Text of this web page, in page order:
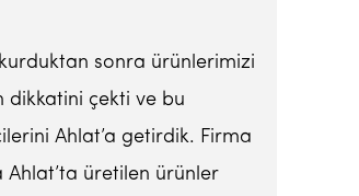
kurduktan sonra ürünlerimizi
dikkatini çekti ve bu
Ahlat’a getirdik. Firma
üretilen ürünler